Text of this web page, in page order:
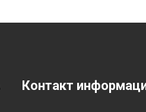
Контакт